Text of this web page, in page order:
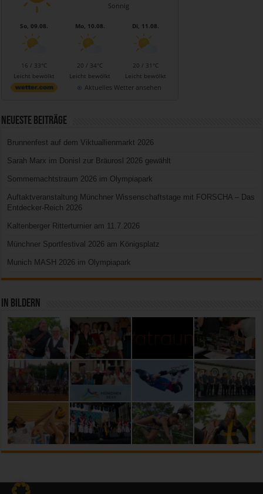
Sonnig
So, 09.08.
16 / 33°C
Leicht bewölkt
Mo, 10.08.
20 / 34°C
Leicht bewölkt
Di, 11.08.
20 / 31°C
Leicht bewölkt
Aktuelles Wetter ansehen
Neueste Beiträge
Brunnenfest auf dem Viktuallienmarkt 2026
Sarah Marx im Donisl zur Bräurosl 2026 gewählt
Sommernachtstraum 2026 im Olympiapark
Auftaktveranstaltung Münchner Wissenschaftstage mit FORSCHA – Das
Entdecker-Reich 2026
Kaltenberger Ritterturnier am 11.7.2026
Münchner Sportfestival 2026 am Königsplatz
Munich MASH 2026 im Olympiapark
In Bildern